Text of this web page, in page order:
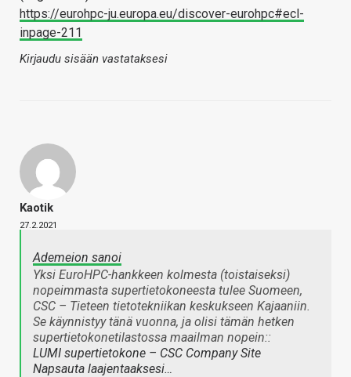
https://eurohpc-ju.europa.eu/discover-eurohpc#ecl-
inpage-211
Kirjaudu sisään vastataksesi
Kaotik
27.2.2021
Ademeion sanoi
Yksi EuroHPC-hankkeen kolmesta (toistaiseksi)
nopeimmasta supertietokoneesta tulee Suomeen,
CSC – Tieteen tietotekniikan keskukseen Kajaaniin.
Se käynnistyy tänä vuonna, ja olisi tämän hetken
supertietokonetilastossa maailman nopein::
LUMI supertietokone – CSC Company Site
Napsauta laajentaaksesi…